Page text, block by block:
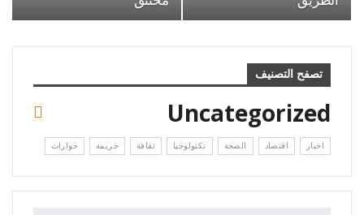
تصفح التصنيف
Uncategorized
اخبار اقتصاد الصحة تكنولوجيا ثقافة جريمة حوارات